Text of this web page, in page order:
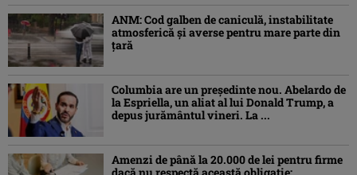
ANM: Cod galben de caniculă, instabilitate
atmosferică și averse pentru mare parte din
țară
Columbia are un președinte nou. Abelardo de
la Espriella, un aliat al lui Donald Trump, a
depus jurământul vineri. La ...
Amenzi de până la 20.000 de lei pentru firme